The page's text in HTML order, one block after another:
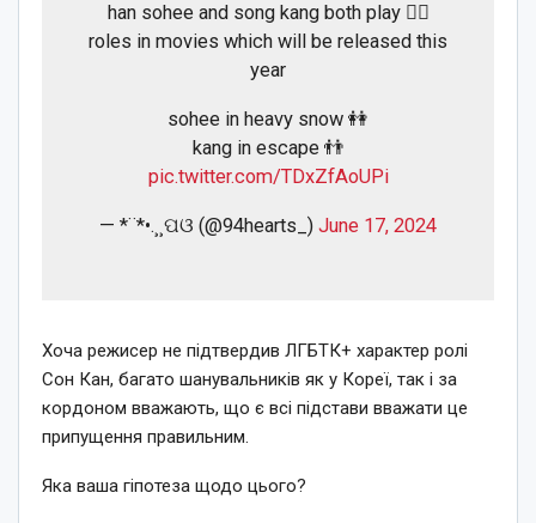
han sohee and song kang both play 🏳️‍🌈
roles in movies which will be released this
year
sohee in heavy snow 👭
kang in escape 👬
pic.twitter.com/TDxZfAoUPi
— *¨*•.¸¸ପଓ (@94hearts_) June 17, 2024
Хоча режисер не підтвердив ЛГБТК+ характер ролі
Сон Кан, багато шанувальників як у Кореї, так і за
кордоном вважають, що є всі підстави вважати це
припущення правильним.
Яка ваша гіпотеза щодо цього?